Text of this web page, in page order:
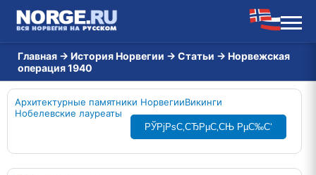
Главная → История Норвегии → Статьи → Норвежская
операция 1940
Архитектурные памятники НорвегииВикинги
Нобелевские лауреаты
РЎРјРѕС‚СЂРµС‚СЊ РµС‰С‘